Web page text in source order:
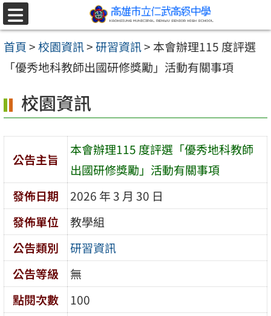
跳至主要內容區
選
單
首頁>校園資訊>研習資訊> 本會辦理115 度評選
「優秀地科教師出國研修獎勵」活動有關事項
校園資訊
公告主旨
本會辦理115 度評選「優秀地科教師
出國研修獎勵」活動有關事項
發佈日期
2026 年 3 月 30 日
發佈單位
教學組
公告類別
研習資訊
公告等級
無
點閱次數
100